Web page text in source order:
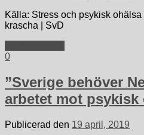
Källa: Stress och psykisk
krascha | SvD
0
”Sverige behöver
arbetet mot psykisk
Publicerad den 19 april, 2019